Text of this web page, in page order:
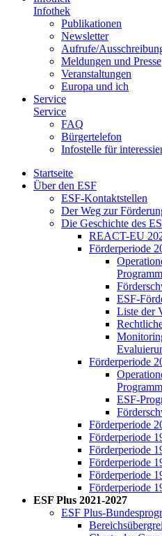
In­fo­thek
Pu­bli­ka­tio­nen
Newslet­ter
Auf­ru­fe/
Mel­dun­gen und Pres­se
Ver­an­stal­tun­gen
Eu­ro­pa und ich
Ser­vice
Ser­vice
FAQ
Bür­ger­te­le­fon
In­fo­stel­le für
Start­sei­te
Über den ESF
ESF-Kon­takt­stel­len
Der Weg zur
Die Ge­schich­te des
RE­ACT-EU
För­der­pe­ri­ode
Pro­gramm
ESF-
Lis­te der
För­der­pe­ri­ode
Pro­gramm
ESF-
För­der­pe­ri­ode
För­der­pe­ri­ode
För­der­pe­ri­ode
För­der­pe­ri­ode
För­der­pe­ri­ode
För­der­pe­ri­ode
ESF Plus 2021-2027
ESF Plus-